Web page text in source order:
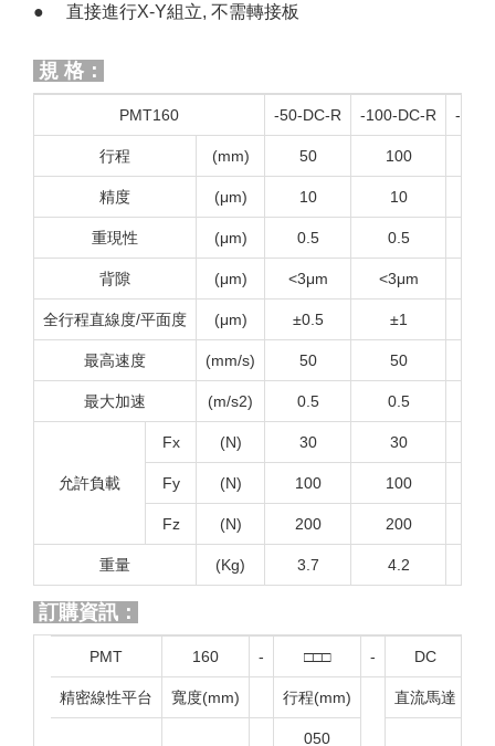
直接進行X-Y組立, 不需轉接板
規 格：
PMT160 -50-DC-R -100-DC-R -
行程 (mm) 50 100
精度 (μm) 10 10
重現性 (μm) 0.5 0.5
背隙 (μm) <3μm <3μm
全行程直線度/平面度 (μm) ±0.5 ±1
最高速度 (mm/s) 50 50
最大加速 (m/s2) 0.5 0.5
允許負載
Fx (N) 30 30
Fy (N) 100 100
Fz (N) 200 200
重量 (Kg) 3.7 4.2
訂購資訊：
PMT 160 - □□□ - DC
精密線性平台 寬度(mm) 行程(mm) 直流馬達
050